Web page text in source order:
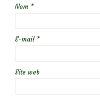
Nom *
E-mail *
Site web